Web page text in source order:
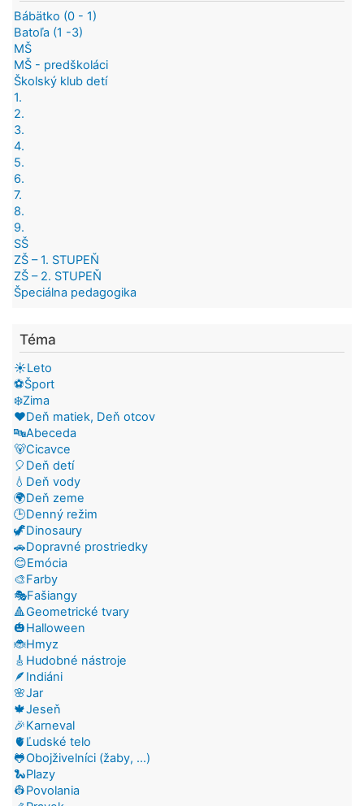
Bábätko (0 - 1)
Batoľa (1 -3)
MŠ
MŠ - predškoláci
Školský klub detí
1.
2.
3.
4.
5.
6.
7.
8.
9.
SŠ
ZŠ – 1. STUPEŇ
ZŠ – 2. STUPEŇ
Špeciálna pedagogika
Téma
☀️Leto
⚽Šport
❄️Zima
❤️Deň matiek, Deň otcov
🔤Abeceda
🐻Cicavce
🎈Deň detí
💧Deň vody
🌍Deň zeme
🕒Denný režim
🦖Dinosaury
🚗Dopravné prostriedky
😊Emócia
🎨Farby
🎭Fašiangy
🔺Geometrické tvary
🎃Halloween
🐞Hmyz
🎸Hudobné nástroje
🪶Indiáni
🌸Jar
🍁Jeseň
🎉Karneval
🫀Ľudské telo
🐸Obojživelníci (žaby, ...)
🐍Plazy
👷Povolania